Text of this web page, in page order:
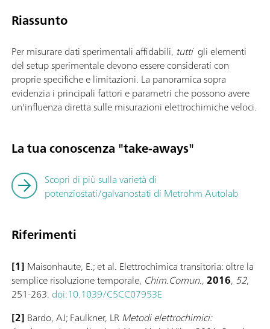
Riassunto
Per misurare dati sperimentali affidabili, tuttigli elementi
del setup sperimentale devono essere considerati con
proprie specifiche e limitazioni. La panoramica sopra
evidenzia i principali fattori e parametri che possono avere
un'influenza diretta sulle misurazioni elettrochimiche veloci.
La tua conoscenza "take-aways"
Scopri di più sulla varietà di
potenziostati/galvanostati di Metrohm Autolab
Riferimenti
[1] Maisonhaute, E.; et al. Elettrochimica transitoria: oltre la
semplice risoluzione temporale, Chim.Comun.,2016, 52,
251-263. doi:10.1039/C5CC07953E
[2] Bardo, AJ; Faulkner, LRMetodi elettrochimici: